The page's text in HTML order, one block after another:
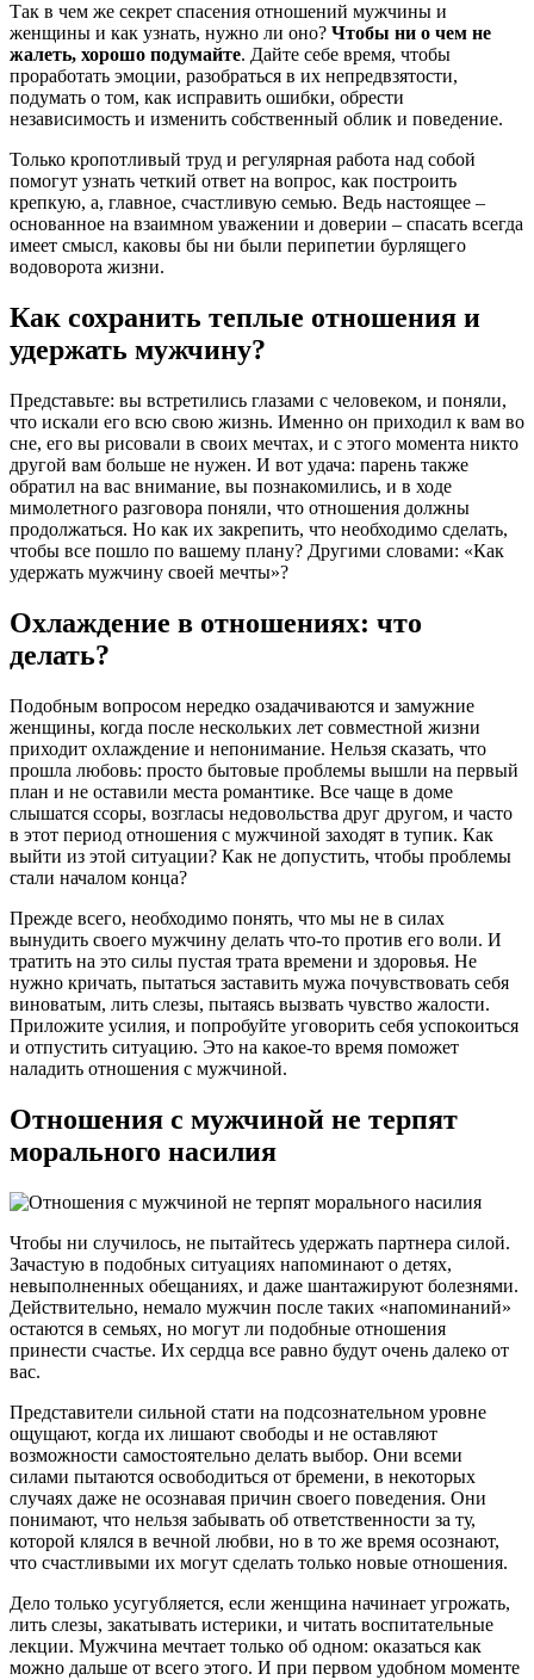
Так в чем же секрет спасения отношений мужчины и
женщины и как узнать, нужно ли оно? Чтобы ни о чем не
жалеть, хорошо подумайте. Дайте себе время, чтобы
проработать эмоции, разобраться в их непредвзятости,
подумать о том, как исправить ошибки, обрести
независимость и изменить собственный облик и поведение.
Только кропотливый труд и регулярная работа над собой
помогут узнать четкий ответ на вопрос, как построить
крепкую, а, главное, счастливую семью. Ведь настоящее –
основанное на взаимном уважении и доверии – спасать всегда
имеет смысл, каковы бы ни были перипетии бурлящего
водоворота жизни.
Как сохранить теплые отношения и
удержать мужчину?
Представьте: вы встретились глазами с человеком, и поняли,
что искали его всю свою жизнь. Именно он приходил к вам во
сне, его вы рисовали в своих мечтах, и с этого момента никто
другой вам больше не нужен. И вот удача: парень также
обратил на вас внимание, вы познакомились, и в ходе
мимолетного разговора поняли, что отношения должны
продолжаться. Но как их закрепить, что необходимо сделать,
чтобы все пошло по вашему плану? Другими словами: «Как
удержать мужчину своей мечты»?
Охлаждение в отношениях: что
делать?
Подобным вопросом нередко озадачиваются и замужние
женщины, когда после нескольких лет совместной жизни
приходит охлаждение и непонимание. Нельзя сказать, что
прошла любовь: просто бытовые проблемы вышли на первый
план и не оставили места романтике. Все чаще в доме
слышатся ссоры, возгласы недовольства друг другом, и часто
в этот период отношения с мужчиной заходят в тупик. Как
выйти из этой ситуации? Как не допустить, чтобы проблемы
стали началом конца?
Прежде всего, необходимо понять, что мы не в силах
вынудить своего мужчину делать что-то против его воли. И
тратить на это силы пустая трата времени и здоровья. Не
нужно кричать, пытаться заставить мужа почувствовать себя
виноватым, лить слезы, пытаясь вызвать чувство жалости.
Приложите усилия, и попробуйте уговорить себя успокоиться
и отпустить ситуацию. Это на какое-то время поможет
наладить отношения с мужчиной.
Отношения с мужчиной не терпят
морального насилия
Чтобы ни случилось, не пытайтесь удержать партнера силой.
Зачастую в подобных ситуациях напоминают о детях,
невыполненных обещаниях, и даже шантажируют болезнями.
Действительно, немало мужчин после таких «напоминаний»
остаются в семьях, но могут ли подобные отношения
принести счастье. Их сердца все равно будут очень далеко от
вас.
Представители сильной стати на подсознательном уровне
ощущают, когда их лишают свободы и не оставляют
возможности самостоятельно делать выбор. Они всеми
силами пытаются освободиться от бремени, в некоторых
случаях даже не осознавая причин своего поведения. Они
понимают, что нельзя забывать об ответственности за ту,
которой клялся в вечной любви, но в то же время осознают,
что счастливыми их могут сделать только новые отношения.
Дело только усугубляется, если женщина начинает угрожать,
лить слезы, закатывать истерики, и читать воспитательные
лекции. Мужчина мечтает только об одном: оказаться как
можно дальше от всего этого. И при первом удобном моменте